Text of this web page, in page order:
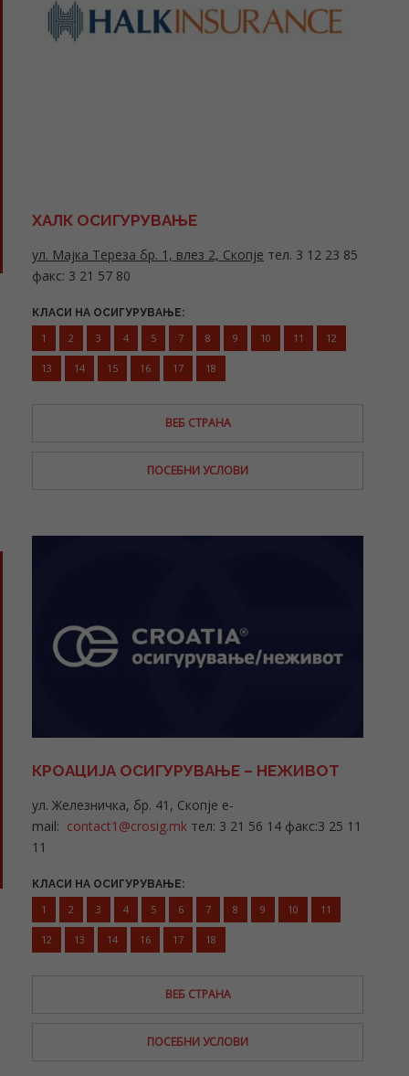
ХАЛК ОСИГУРУВАЊЕ
ул. Мајка Тереза бр. 1, влез 2, Скопје тел. 3 12 23 85
факс: 3 21 57 80
КЛАСИ НА ОСИГУРУВАЊЕ:
1 2 3 4 5 7 8 9 10 11 12
13 14 15 16 17 18
ВЕБ СТРАНА
ПОСЕБНИ УСЛОВИ
КРОАЦИЈА ОСИГУРУВАЊЕ – НЕЖИВОТ
ул. Железничка, бр. 41, Скопје e-
mail: contact1@crosig.mk тел: 3 21 56 14 факс:3 25 11
11
КЛАСИ НА ОСИГУРУВАЊЕ:
1 2 3 4 5 6 7 8 9 10 11
12 13 14 16 17 18
ВЕБ СТРАНА
ПОСЕБНИ УСЛОВИ